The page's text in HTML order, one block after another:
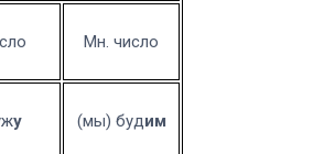
Мн. число
у (мы) будим